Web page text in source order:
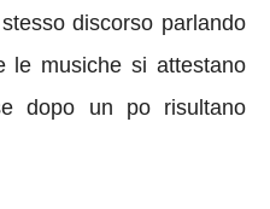
discorso parlando
le musiche si attestano
dopo un po risultano